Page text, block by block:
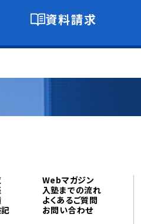
資料請求
Webマガジン
入塾までの流れ
よくあるご質問
お問い合わせ